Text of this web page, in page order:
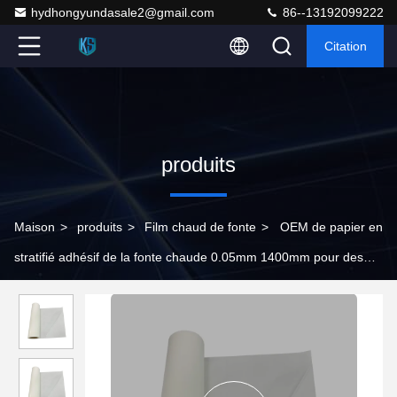
hydhongyundasale2@gmail.com 86--13192099222
Citation
produits
Maison > produits > Film chaud de fonte > OEM de papier en
stratifié adhésif de la fonte chaude 0.05mm 1400mm pour des